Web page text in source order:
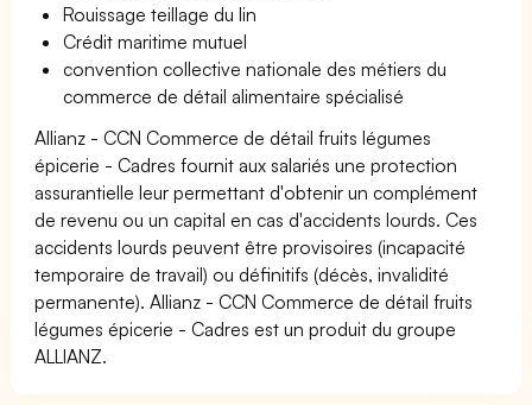
Rouissage teillage du lin
Crédit maritime mutuel
convention collective nationale des métiers du
commerce de détail alimentaire spécialisé
Allianz - CCN Commerce de détail fruits légumes
épicerie - Cadres fournit aux salariés une protection
assurantielle leur permettant d'obtenir un complément
de revenu ou un capital en cas d'accidents lourds. Ces
accidents lourds peuvent être provisoires (incapacité
temporaire de travail) ou définitifs (décès, invalidité
permanente). Allianz - CCN Commerce de détail fruits
légumes épicerie - Cadres est un produit du groupe
ALLIANZ.